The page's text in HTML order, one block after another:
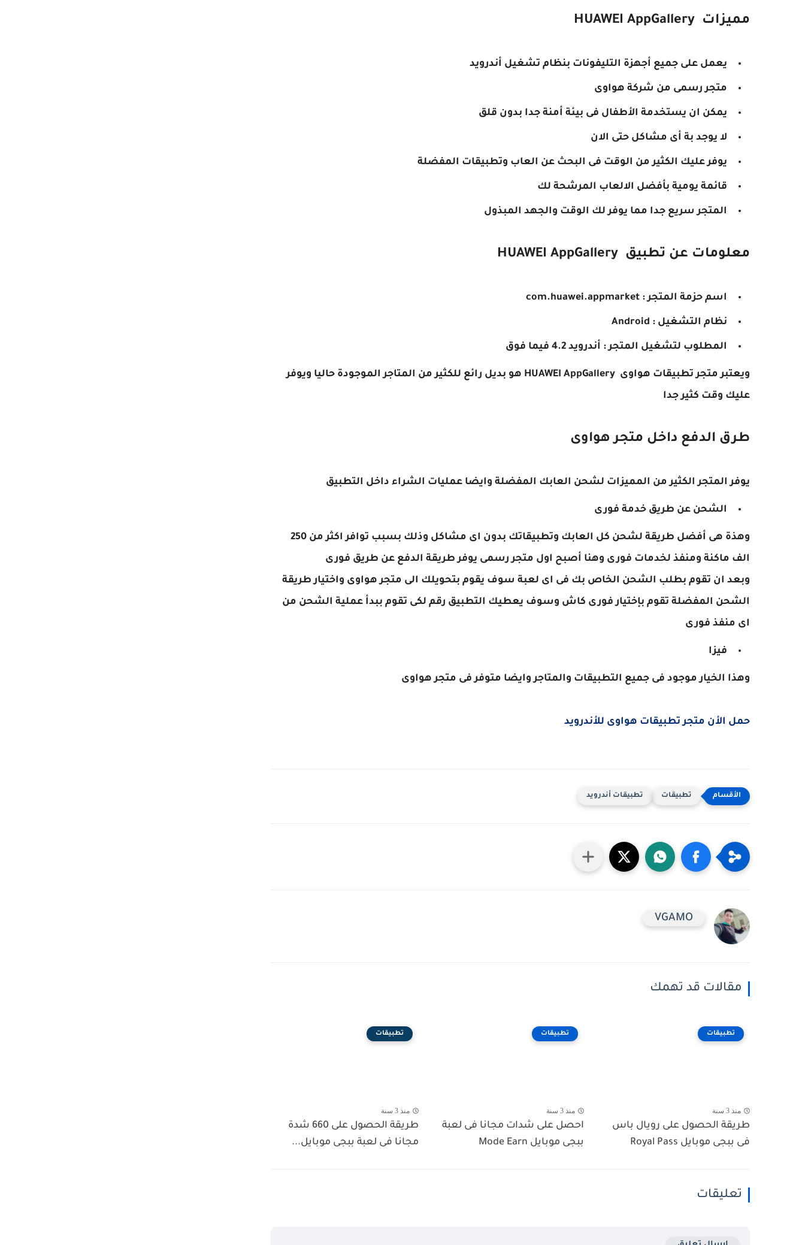
مميزات HUAWEI AppGallery
يعمل على جميع أجهزة التليفونات بنظام تشغيل أندرويد
متجر رسمى من شركة هواوى
يمكن ان يستخدمة الأطفال فى بيئة أمنة جدا بدون قلق
لا يوجد بة أى مشاكل حتى الان
يوفر عليك الكثير من الوقت فى البحث عن العاب وتطبيقات المفضلة
قائمة يومية بأفضل الالعاب المرشحة لك
المتجر سريع جدا مما يوفر لك الوقت والجهد المبذول
معلومات عن تطبيق HUAWEI AppGallery
اسم حزمة المتجر : com.huawei.appmarket
نظام التشغيل : Android
المطلوب لتشغيل المتجر : أندرويد 4.2 فيما فوق
ويعتبر متجر تطبيقات هواوى HUAWEI AppGallery هو بديل رائع للكثير من المتاجر الموجودة حاليا ويوفر
عليك وقت كثير جدا
طرق الدفع داخل متجر هواوى
يوفر المتجر الكثير من المميزات لشحن العابك المفضلة وايضا عمليات الشراء داخل التطبيق
الشحن عن طريق خدمة فورى
وهذة هى أفضل طريقة لشحن كل العابك وتطبيقاتك بدون اى مشاكل وذلك بسبب توافر اكثر من 250
الف ماكنة ومنفذ لخدمات فورى وهنا أصبح اول متجر رسمى يوفر طريقة الدفع عن طريق فورى
وبعد ان تقوم بطلب الشحن الخاص بك فى اى لعبة سوف يقوم بتحويلك الى متجر هواوى واختيار طريقة
الشحن المفضلة تقوم بإختيار فورى كاش وسوف يعطيك التطبيق رقم لكى تقوم ببدأ عملية الشحن من
اى منفذ فورى
فيزا
وهذا الخيار موجود فى جميع التطبيقات والمتاجر وايضا متوفر فى متجر هواوى
حمل الأن متجر تطبيقات هواوى للأندرويد
تطبيقات تطبيقات أندرويد
VGAMO
مقالات قد تهمك
تطبيقات
منذ 3 سنة
طريقة الحصول على رويال باس
فى ببجى موبايل Royal Pass
تطبيقات
منذ 3 سنة
احصل على شدات مجانا فى لعبة
ببجى موبايل Mode Earn
تطبيقات
منذ 3 سنة
طريقة الحصول على 660 شدة
مجانا فى لعبة ببجى موبايل...
تعليقات